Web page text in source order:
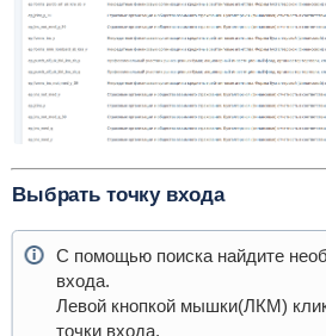
Выбрать точку входа
С помощью поиска найдите
входа.
Левой кнопкой мышки(ЛКМ)
точки входа.